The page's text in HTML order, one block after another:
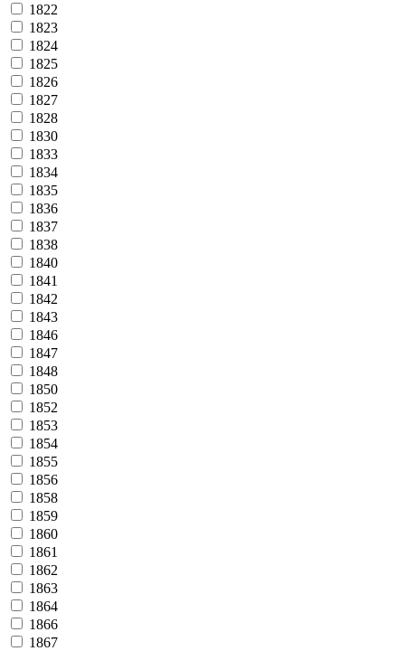
1822
1823
1824
1825
1826
1827
1828
1830
1833
1834
1835
1836
1837
1838
1840
1841
1842
1843
1846
1847
1848
1850
1852
1853
1854
1855
1856
1858
1859
1860
1861
1862
1863
1864
1866
1867